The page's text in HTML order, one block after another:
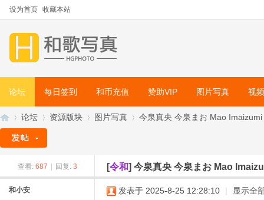
设为首页 收藏本站
论坛 每日签到 和币充值 赞助VIP 图片写真 视
论坛
›
资源版块 图片写真 今泉真央 今泉まお Mao
查看: 687 回复: 3 [令和] 今泉真央 今泉まお Mao
和小安 发表于 2025-8-25 12:28:10 | 显示全